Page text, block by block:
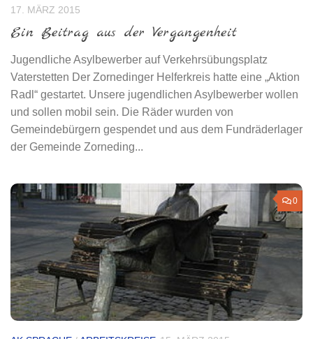
17. MÄRZ 2015
Ein Beitrag aus der Vergangenheit
Jugendliche Asylbewerber auf Verkehrsübungsplatz
Vaterstetten Der Zornedinger Helferkreis hatte eine „Aktion
Radl“ gestartet. Unsere jugendlichen Asylbewerber wollen
und sollen mobil sein. Die Räder wurden von
Gemeindebürgern gespendet und aus dem Fundräderlager
der Gemeinde Zorneding...
0